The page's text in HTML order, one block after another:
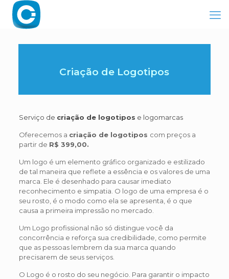
Criação de Logotipos
Serviço de criação de logotipos e logomarcas
Oferecemos a criação de logotipos com preços a
partir de R$ 399,00.
Um logo é um elemento gráfico organizado e estilizado
de tal maneira que reflete a essência e os valores de uma
marca. Ele é desenhado para causar imediato
reconhecimento e simpatia. O logo de uma empresa é o
seu rosto, é o modo como ela se apresenta, é o que
causa a primeira impressão no mercado.
Um Logo profissional não só distingue você da
concorrência e reforça sua credibilidade, como permite
que as pessoas lembrem da sua marca quando
precisarem de seus serviços.
O Logo é o rosto do seu negócio. Para garantir o impacto